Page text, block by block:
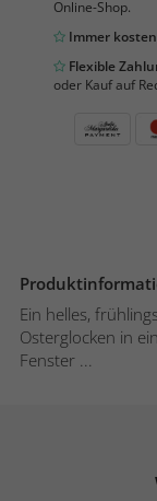
Online-Shop.
Immer
Flexible
oder Kauf auf
Ein helles,
Osterglocken in
Fenster ...